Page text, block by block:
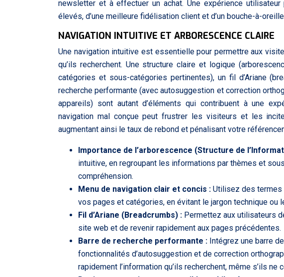
newsletter et à effectuer un achat. Une expérience
élevés, d’une meilleure fidélisation client et d’un bouche-à-
NAVIGATION INTUITIVE ET ARBORESCENCE CLAIRE
Une navigation intuitive est essentielle pour permettre aux
qu’ils recherchent. Une structure claire et logique
catégories et sous-catégories pertinentes), un fil d’Ariane
recherche performante (avec autosuggestion et correction
appareils) sont autant d’éléments qui contribuent à une
navigation mal conçue peut frustrer les visiteurs et les
augmentant ainsi le taux de rebond et pénalisant votre
Importance de l’arborescence (Structure de
intuitive, en regroupant les informations par thèmes et
compréhension.
Menu de navigation clair et concis : Utilisez des termes
vos pages et catégories, en évitant le jargon technique ou
Fil d’Ariane (Breadcrumbs) : Permettez aux utilisateurs
site web et de revenir rapidement aux pages précédentes.
Barre de recherche performante : Intégrez une barre
fonctionnalités d’autosuggestion et de correction
rapidement l’information qu’ils recherchent, même s’ils